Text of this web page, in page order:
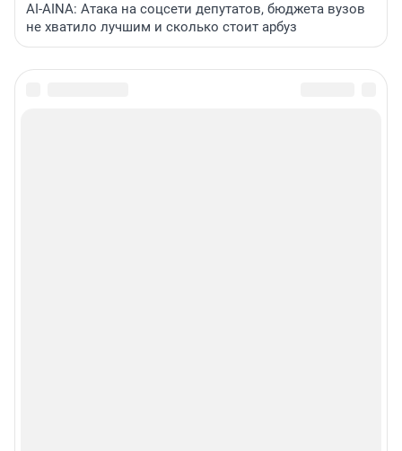
AI-AINA: Атака на соцсети депутатов, бюджета вузов
не хватило лучшим и сколько стоит арбуз